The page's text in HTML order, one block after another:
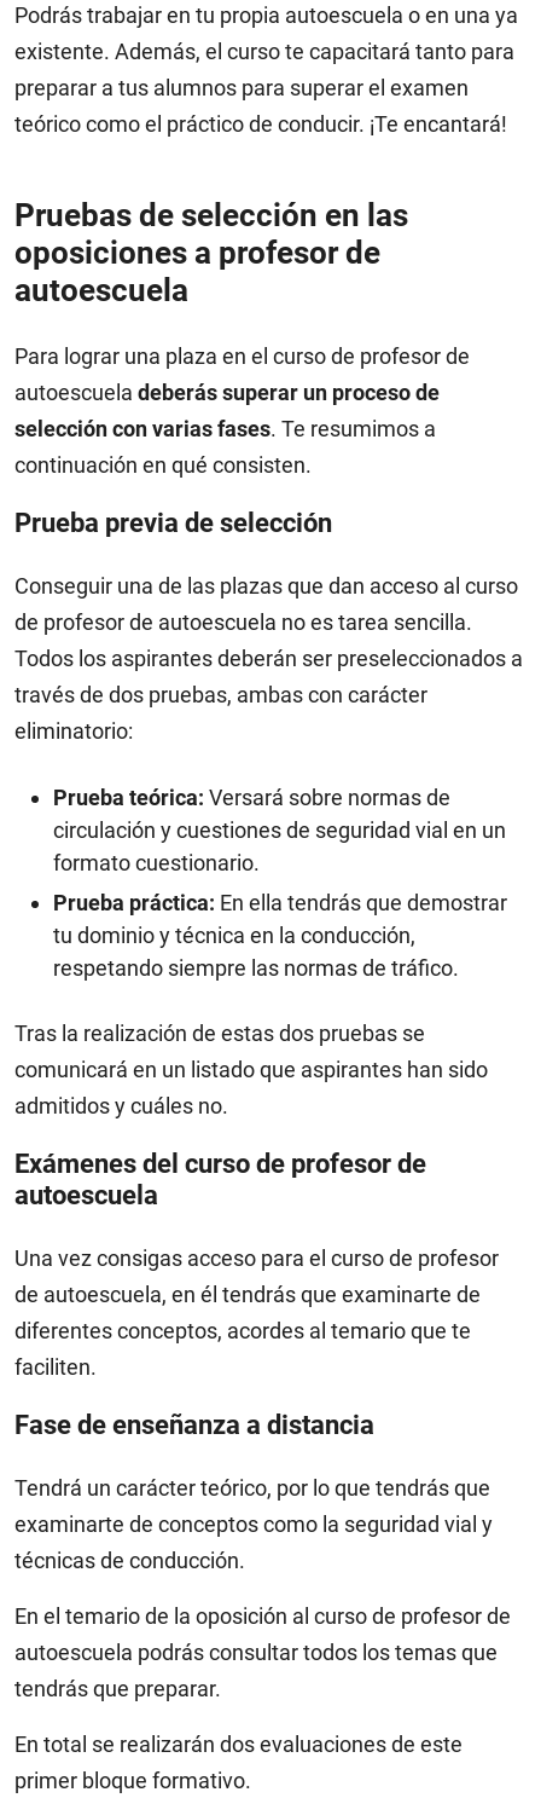
Podrás trabajar en tu propia autoescuela o en una ya
existente. Además, el curso te capacitará tanto para
preparar a tus alumnos para superar el examen
teórico como el práctico de conducir. ¡Te encantará!
Pruebas de selección en las
oposiciones a profesor de
autoescuela
Para lograr una plaza en el curso de profesor de
autoescuela deberás superar un proceso de
selección con varias fases. Te resumimos a
continuación en qué consisten.
Prueba previa de selección
Conseguir una de las plazas que dan acceso al curso
de profesor de autoescuela no es tarea sencilla.
Todos los aspirantes deberán ser preseleccionados a
través de dos pruebas, ambas con carácter
eliminatorio:
Prueba teórica: Versará sobre normas de
circulación y cuestiones de seguridad vial en un
formato cuestionario.
Prueba práctica: En ella tendrás que demostrar
tu dominio y técnica en la conducción,
respetando siempre las normas de tráfico.
Tras la realización de estas dos pruebas se
comunicará en un listado que aspirantes han sido
admitidos y cuáles no.
Exámenes del curso de profesor de
autoescuela
Una vez consigas acceso para el curso de profesor
de autoescuela, en él tendrás que examinarte de
diferentes conceptos, acordes al temario que te
faciliten.
Fase de enseñanza a distancia
Tendrá un carácter teórico, por lo que tendrás que
examinarte de conceptos como la seguridad vial y
técnicas de conducción.
En el temario de la oposición al curso de profesor de
autoescuela podrás consultar todos los temas que
tendrás que preparar.
En total se realizarán dos evaluaciones de este
primer bloque formativo.